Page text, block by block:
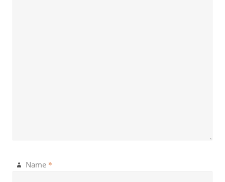
Name *